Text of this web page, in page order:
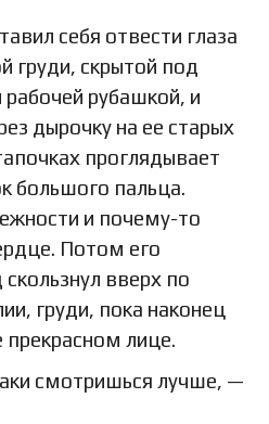
себя отвести глаза
груди, скрытой под
рабочей рубашкой, и
дырочку на ее старых
проглядывает
большого пальца.
и почему-то
Потом его
вверх по
груди, пока наконец
прекрасном лице.
смотришься лучше, —